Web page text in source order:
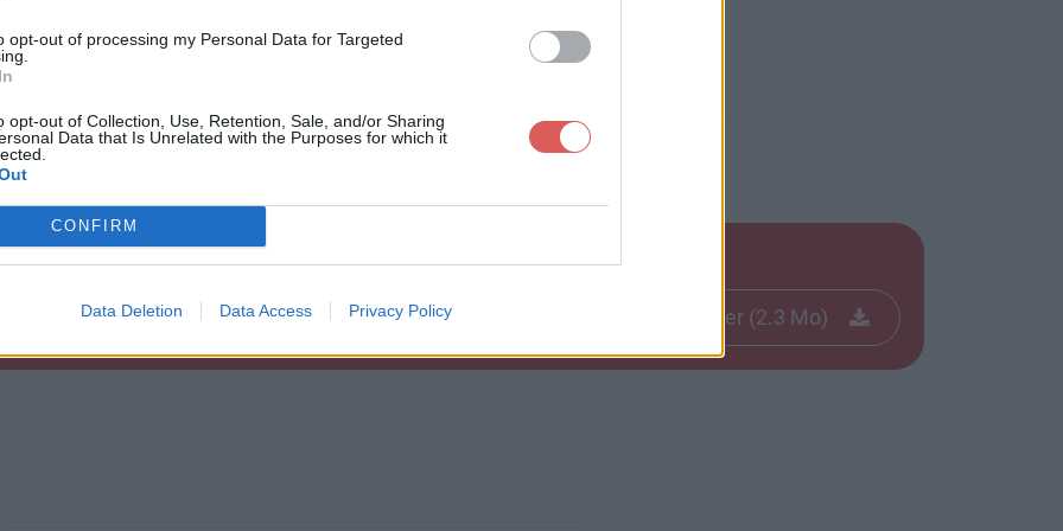
opt-out of processing my Personal Data for Targeted
opt-out of Collection, Use, Retention, Sale, and/or Sharing
Data that Is Unrelated with the Purposes for which it
CONFIRM
Data Deletion Data Access Privacy Policy Télécharger le fichier (2.3 Mo)